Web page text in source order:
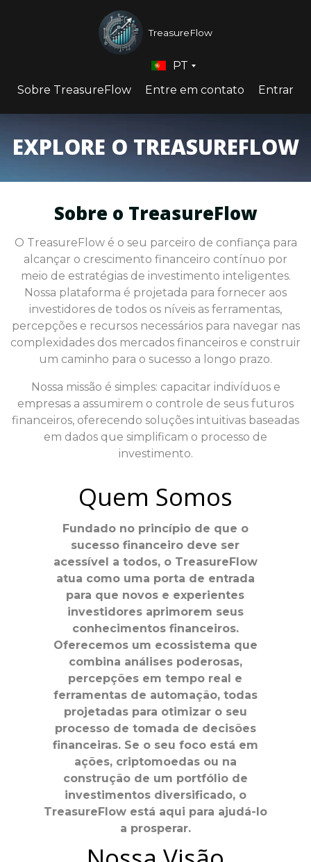
TreasureFlow
Sobre TreasureFlow Entre em contato Entrar
PT
EXPLORE O TREASUREFLOW
Sobre o TreasureFlow
O TreasureFlow é o seu parceiro de confiança para
alcançar o crescimento financeiro contínuo por
meio de estratégias de investimento inteligentes.
Nossa plataforma é projetada para fornecer aos
investidores de todos os níveis as ferramentas,
percepções e recursos necessários para navegar nas
complexidades dos mercados financeiros e construir
um caminho para o sucesso a longo prazo.
Nossa missão é simples: capacitar indivíduos e
empresas a assumirem o controle de seus futuros
financeiros, oferecendo soluções intuitivas baseadas
em dados que simplificam o processo de
investimento.
Quem Somos
Fundado no princípio de que o
sucesso financeiro deve ser
acessível a todos, o TreasureFlow
atua como uma porta de entrada
para que novos e experientes
investidores aprimorem seus
conhecimentos financeiros.
Oferecemos um ecossistema que
combina análises poderosas,
percepções em tempo real e
ferramentas de automação, todas
projetadas para otimizar o seu
processo de tomada de decisões
financeiras. Se o seu foco está em
ações, criptomoedas ou na
construção de um portfólio de
investimentos diversificado, o
TreasureFlow está aqui para ajudá-lo
a prosperar.